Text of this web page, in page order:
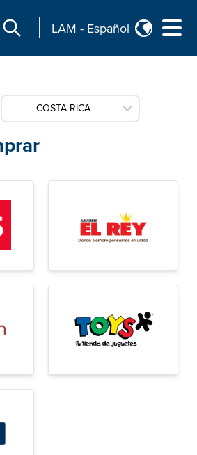
LAM - Español
COSTA RICA